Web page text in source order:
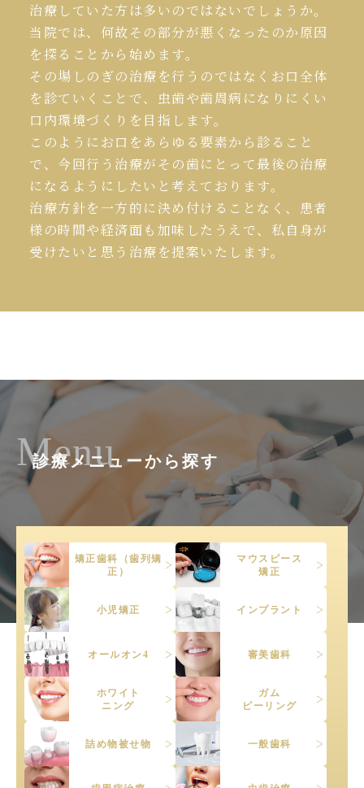
治療していた方は多いのではないでしょうか。
当院では、何故その部分が悪くなったのか原因
を探ることから始めます。
その場しのぎの治療を行うのではなくお口全体
を診ていくことで、虫歯や歯周病になりにくい
口内環境づくりを目指します。
このようにお口をあらゆる要素から診ること
で、今回行う治療がその歯にとって最後の治療
になるようにしたいと考えております。
治療方針を一方的に決め付けることなく、患者
様の時間や経済面も加味したうえで、私自身が
受けたいと思う治療を提案いたします。
診療メニューから探す
Menu
矯正歯科（歯列矯
正）
マウスピース
矯正
小児矯正 インプラント
オールオン4 審美歯科
ホワイト
ニング
ガム
ピーリング
詰め物被せ物 一般歯科